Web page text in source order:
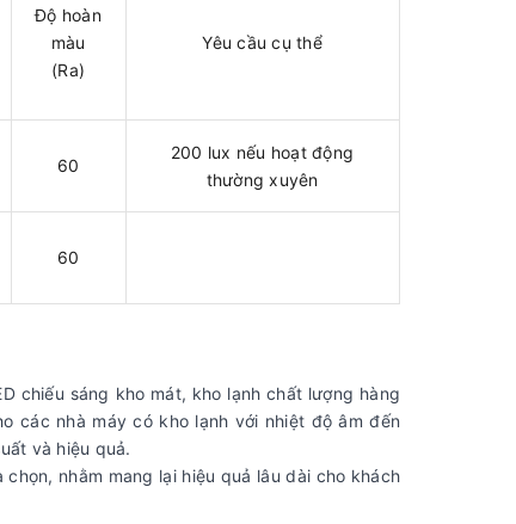
Độ hoàn
màu
(Ra)
Yêu cầu cụ thể
60
200 lux nếu hoạt động
thường xuyên
60
chiếu sáng kho mát, kho lạnh chất lượng hàng
các nhà máy có kho lạnh với nhiệt độ âm đến
và hiệu quả.
nhằm mang lại hiệu quả lâu dài cho khách